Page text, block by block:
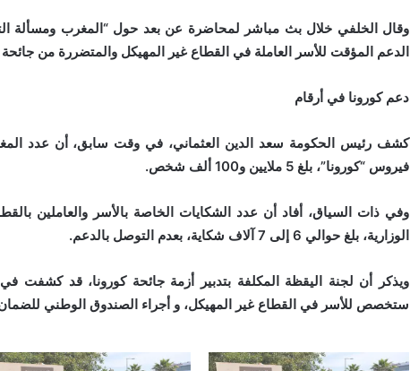
وقال الخلفي خلال بث مباشر لمحاضرة عن بعد حول “المغرب ومسألة
الدعم المؤقت للأسر العاملة في القطاع غير المهيكل والمتضررة من
دعم كورونا في أرقام
كشف رئيس الحكومة سعد الدين العثماني، في وقت سابق، أن عدد
فيروس “كورونا”، بلغ 5 ملايين و100 ألف شخص.
وفي ذات السياق، أفاد أن عدد الشكايات الخاصة بالأسر والعاملين
الوزارية، بلغ حوالي 6 إلى 7 آلاف شكاية، بعدم التوصل بالدعم.
ويذكر أن لجنة اليقظة المكلفة بتدبير أزمة جائحة كورونا، قد
ستخصص للأسر في القطاع غير المهيكل، و أجراء الصندوق الوطني